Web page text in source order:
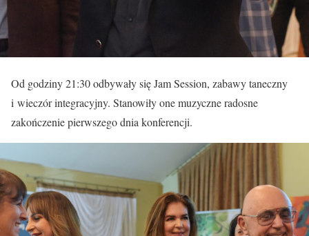
Od godziny 21:30 odbywały się Jam Session, zabawy taneczny
i wieczór integracyjny. Stanowiły one muzyczne radosne
zakończenie pierwszego dnia konferencji.